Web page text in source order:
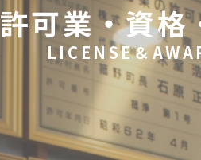
許可業・資格
LICENSE＆